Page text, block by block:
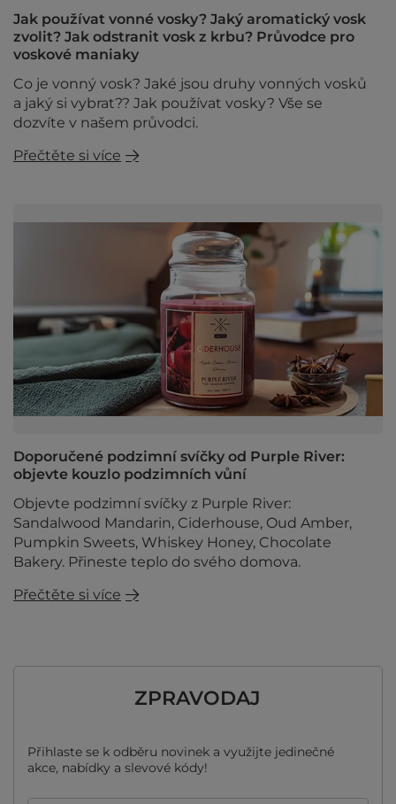
Jak používat vonné vosky? Jaký aromatický vosk
zvolit? Jak odstranit vosk z krbu? Průvodce pro
voskové maniaky
Co je vonný vosk? Jaké jsou druhy vonných vosků
a jaký si vybrat?? Jak používat vosky? Vše se
dozvíte v našem průvodci.
Přečtěte si více
Doporučené podzimní svíčky od Purple River:
objevte kouzlo podzimních vůní
Objevte podzimní svíčky z Purple River:
Sandalwood Mandarin, Ciderhouse, Oud Amber,
Pumpkin Sweets, Whiskey Honey, Chocolate
Bakery. Přineste teplo do svého domova.
Přečtěte si více
ZPRAVODAJ
Přihlaste se k odběru novinek a využijte jedinečné
akce, nabídky a slevové kódy!